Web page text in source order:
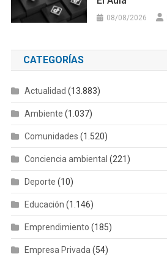
08/08/2026
CATEGORÍAS
Actualidad (13.883)
Ambiente (1.037)
Comunidades (1.520)
Conciencia ambiental (221)
Deporte (10)
Educación (1.146)
Emprendimiento (185)
Empresa Privada (54)